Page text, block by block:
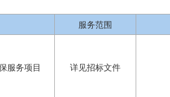
服务范围
服务项目 详见招标文件